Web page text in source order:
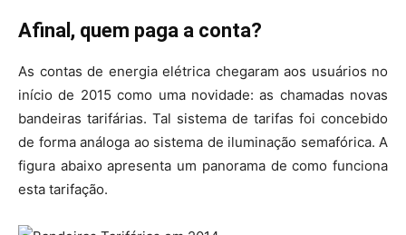
Afinal, quem paga a conta?
As contas de energia elétrica chegaram aos usuários no
início de 2015 como uma novidade: as chamadas novas
bandeiras tarifárias. Tal sistema de tarifas foi concebido
de forma análoga ao sistema de iluminação semafórica. A
figura abaixo apresenta um panorama de como funciona
esta tarifação.